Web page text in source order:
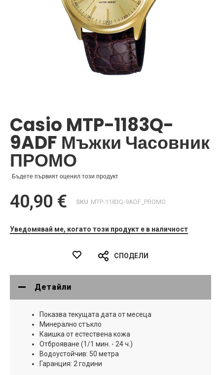
на
галерия
със
снимки
Casio MTP-1183Q-
9ADF Мъжки Часовник
ПРОМО
Бъдете първият оценил този продукт
40,90 € SKU MTP-1183Q-9ADF_PROMO
Уведомявай ме, когато този продукт е в наличност
СПОДЕЛИ
Детайли
Показва текущата дата от месеца
Минерално стъкло
Каишка от естествена кожа
Отброяване (1/1 мин. - 24 ч.)
Водоустойчив: 50 метра
Гаранция: 2 години